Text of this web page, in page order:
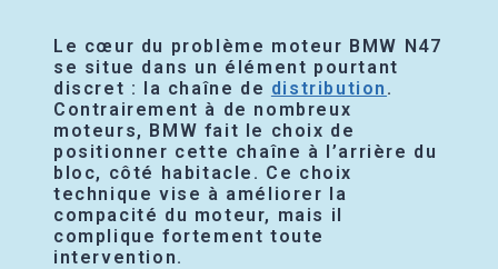
Le cœur du problème moteur BMW N47
se situe dans un élément pourtant
discret : la chaîne de distribution .
Contrairement à de nombreux
moteurs, BMW fait le choix de
positionner cette chaîne à l’arrière du
bloc, côté habitacle. Ce choix
technique vise à améliorer la
compacité du moteur, mais il
complique fortement toute
intervention.